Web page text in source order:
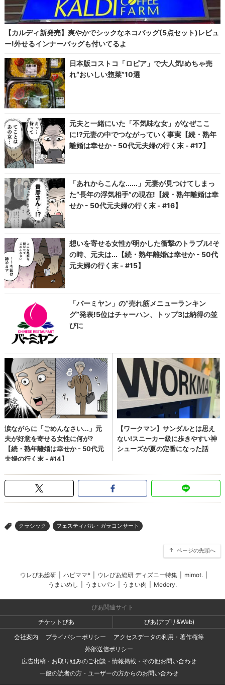
> クラシック フェスティバル・ガラコンサート
ページの先頭へ
ウレぴあ総研 ハピママ* ウレぴあ総研 ディズニー特集 mimot.
うまいめし
うまいパン うまい肉 Medery.
ぴあ関連サイト
チケットぴあ
ぴあ(アプリ&Web)
会社案内
プライバシーポリシー
アクセスデータの利用・著作権等
外部送信ポリシー
広告出稿・お取り組みのご相談・情報掲載・その他お問い合わせ
一般の読者の方・ユーザーの方からのお問い合わせ